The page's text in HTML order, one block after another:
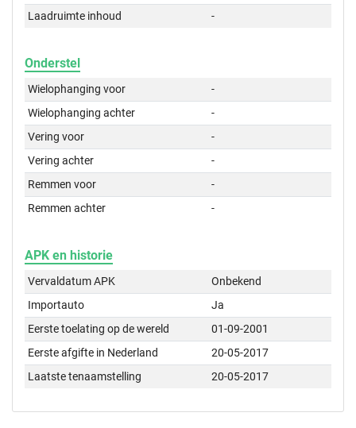
Laadruimte inhoud
-
Onderstel
Wielophanging voor
-
Wielophanging achter
-
Vering voor
-
Vering achter
-
Remmen voor
-
Remmen achter
-
APK en historie
Vervaldatum APK
Onbekend
Importauto
Ja
Eerste toelating op de wereld
01-09-2001
Eerste afgifte in Nederland
20-05-2017
Laatste tenaamstelling
20-05-2017